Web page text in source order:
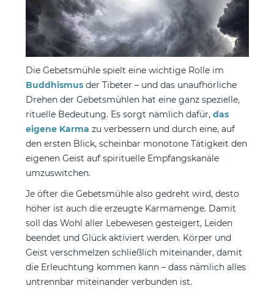
Die Gebetsmühle spielt eine wichtige Rolle im
Buddhismus der Tibeter – und das unaufhörliche
Drehen der Gebetsmühlen hat eine ganz spezielle,
rituelle Bedeutung. Es sorgt nämlich dafür, das
eigene Karma zu verbessern und durch eine, auf
den ersten Blick, scheinbar monotone Tätigkeit den
eigenen Geist auf spirituelle Empfangskanäle
umzuswitchen.
Je öfter die Gebetsmühle also gedreht wird, desto
höher ist auch die erzeugte Karmamenge. Damit
soll das Wohl aller Lebewesen gesteigert, Leiden
beendet und Glück aktiviert werden. Körper und
Geist verschmelzen schließlich miteinander, damit
die Erleuchtung kommen kann – dass nämlich alles
untrennbar miteinander verbunden ist.